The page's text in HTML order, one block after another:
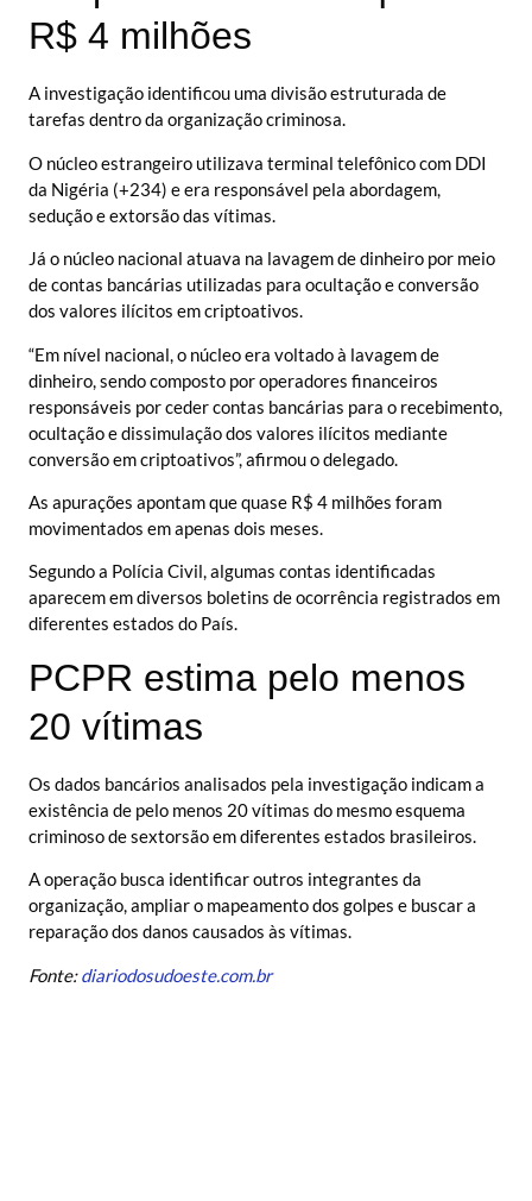
R$ 4 milhões
A investigação identificou uma divisão estruturada de
tarefas dentro da organização criminosa.
O núcleo estrangeiro utilizava terminal telefônico com DDI
da Nigéria (+234) e era responsável pela abordagem,
sedução e extorsão das vítimas.
Já o núcleo nacional atuava na lavagem de dinheiro por meio
de contas bancárias utilizadas para ocultação e conversão
dos valores ilícitos em criptoativos.
“Em nível nacional, o núcleo era voltado à lavagem de
dinheiro, sendo composto por operadores financeiros
responsáveis por ceder contas bancárias para o recebimento,
ocultação e dissimulação dos valores ilícitos mediante
conversão em criptoativos”, afirmou o delegado.
As apurações apontam que quase R$ 4 milhões foram
movimentados em apenas dois meses.
Segundo a Polícia Civil, algumas contas identificadas
aparecem em diversos boletins de ocorrência registrados em
diferentes estados do País.
PCPR estima pelo menos
20 vítimas
Os dados bancários analisados pela investigação indicam a
existência de pelo menos 20 vítimas do mesmo esquema
criminoso de sextorsão em diferentes estados brasileiros.
A operação busca identificar outros integrantes da
organização, ampliar o mapeamento dos golpes e buscar a
reparação dos danos causados às vítimas.
Fonte:diariodosudoeste.com.br